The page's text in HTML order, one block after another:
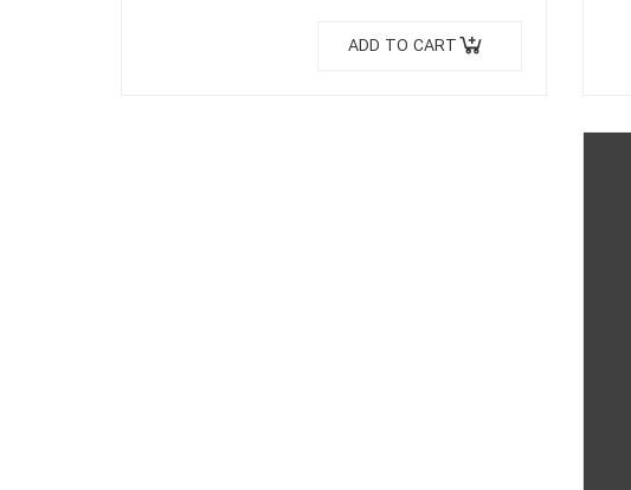
amet, ante. Donec eu libero sit amet…
ADD TO CART